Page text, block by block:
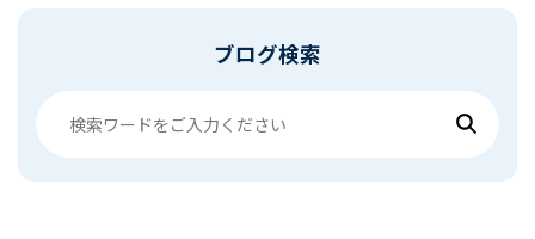
ブログ検索